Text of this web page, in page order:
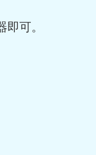
可。